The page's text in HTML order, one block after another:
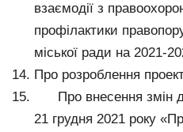
взаємодії з
профілактики
міської ради на 2021-
Про розроблення
Про внесення змін
21 грудня 2021 року